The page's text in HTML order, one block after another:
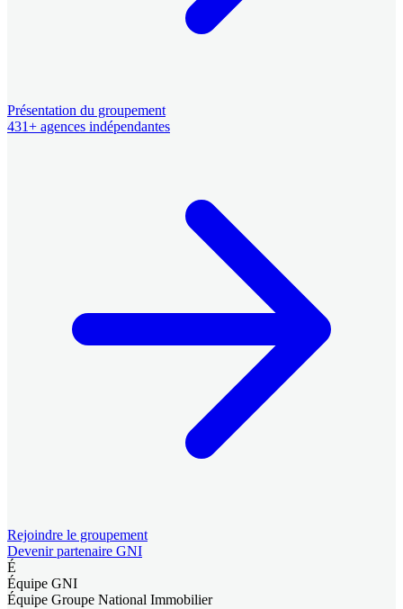
Présentation du groupement
431+ agences indépendantes
Rejoindre le groupement
Devenir partenaire GNI
É
Équipe GNI
Équipe Groupe National Immobilier